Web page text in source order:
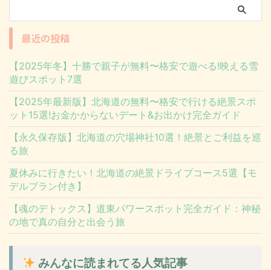
最近の投稿
【2025年冬】十勝で親子が無料〜格安で遊べる!映える雪
遊びスポット7選
【2025年最新版】北海道の無料〜格安で行ける絶景スポ
ット15選!お金かからないデート&お出かけ完全ガイド
【永久保存版】北海道の穴場神社10選！絶景とご利益を巡
る旅
夏休みに行きたい！北海道の絶景ドライブコース5選【モ
デルプラン付き】
【魂のデトックス】道東パワースポット完全ガイド：神秘
の地で真の自分と出会う旅
みんなに読まれてる人気記事